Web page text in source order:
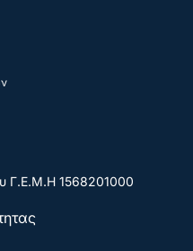
Γ.Ε.Μ.Η 1568201000